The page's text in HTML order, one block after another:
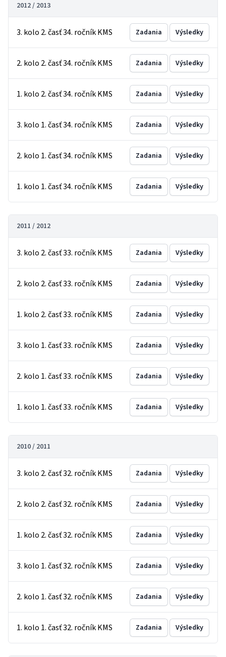
2012 / 2013
3. kolo 2. časť 34. ročník KMS Zadania Výsledky
2. kolo 2. časť 34. ročník KMS Zadania Výsledky
1. kolo 2. časť 34. ročník KMS Zadania Výsledky
3. kolo 1. časť 34. ročník KMS Zadania Výsledky
2. kolo 1. časť 34. ročník KMS Zadania Výsledky
1. kolo 1. časť 34. ročník KMS Zadania Výsledky
2011 / 2012
3. kolo 2. časť 33. ročník KMS Zadania Výsledky
2. kolo 2. časť 33. ročník KMS Zadania Výsledky
1. kolo 2. časť 33. ročník KMS Zadania Výsledky
3. kolo 1. časť 33. ročník KMS Zadania Výsledky
2. kolo 1. časť 33. ročník KMS Zadania Výsledky
1. kolo 1. časť 33. ročník KMS Zadania Výsledky
2010 / 2011
3. kolo 2. časť 32. ročník KMS Zadania Výsledky
2. kolo 2. časť 32. ročník KMS Zadania Výsledky
1. kolo 2. časť 32. ročník KMS Zadania Výsledky
3. kolo 1. časť 32. ročník KMS Zadania Výsledky
2. kolo 1. časť 32. ročník KMS Zadania Výsledky
1. kolo 1. časť 32. ročník KMS Zadania Výsledky